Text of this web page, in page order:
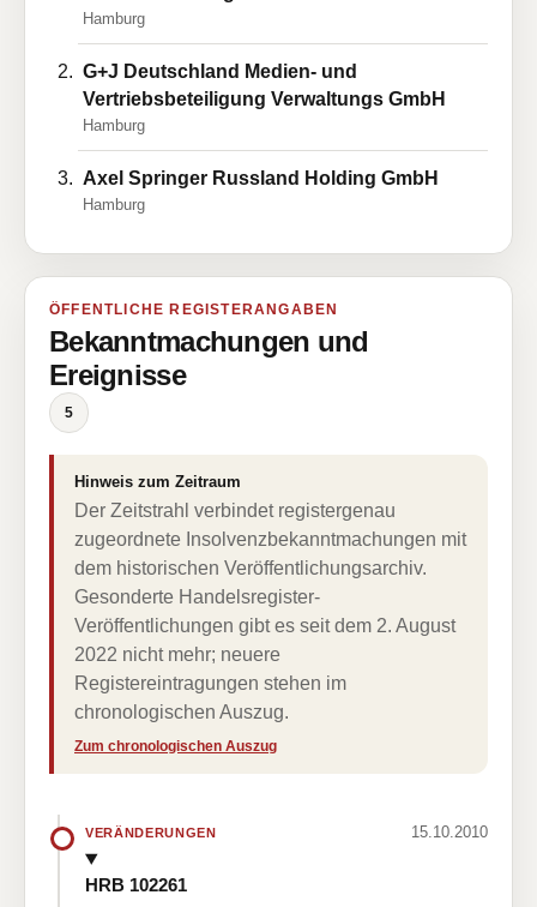
Hamburg
G+J Deutschland Medien- und
Vertriebsbeteiligung Verwaltungs GmbH
Hamburg
Axel Springer Russland Holding GmbH
Hamburg
ÖFFENTLICHE REGISTERANGABEN
Bekanntmachungen und
Ereignisse
5
Hinweis zum Zeitraum
Der Zeitstrahl verbindet registergenau
zugeordnete Insolvenzbekanntmachungen mit
dem historischen Veröffentlichungsarchiv.
Gesonderte Handelsregister-
Veröffentlichungen gibt es seit dem 2. August
2022 nicht mehr; neuere
Registereintragungen stehen im
chronologischen Auszug.
Zum chronologischen Auszug
VERÄNDERUNGEN 15.10.2010
HRB 102261